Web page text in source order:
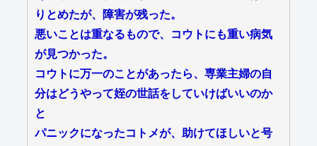
りとめたが、障害が残った。
悪いことは重なるもので、コウトにも重い病気
が見つかった。
コウトに万一のことがあったら、専業主婦の自
分はどうやって姪の世話をしていけばいいのか
と
パニックになったコトメが、助けてほしいと号